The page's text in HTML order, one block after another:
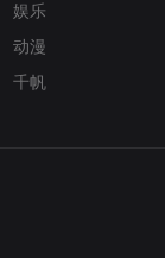
娱乐
动漫
千帆